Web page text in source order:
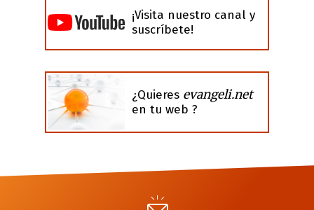
¡Visita nuestro canal y
suscríbete!
¿Quieres evangeli.net
en tu web ?